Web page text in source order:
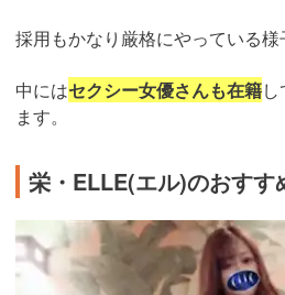
採用もかなり厳格にやっている様
中にはセクシー女優さんも在籍
ます。
栄・ELLE(エル)のおすす